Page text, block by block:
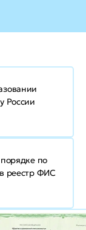
России
по
реестр ФИС